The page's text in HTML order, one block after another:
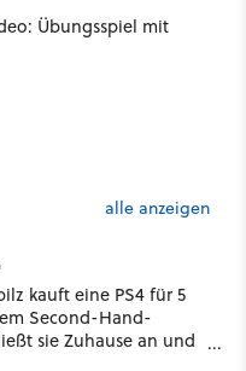
Übungsspiel mit
alle anzeigen
kauft eine PS4 für 5
Second-Hand-
sie Zuhause an und